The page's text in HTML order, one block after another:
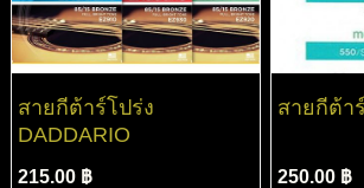
สายกีต้าร์โปร่ง
DADDARIO
215.00 ฿
สายกีต้า
250.00 ฿